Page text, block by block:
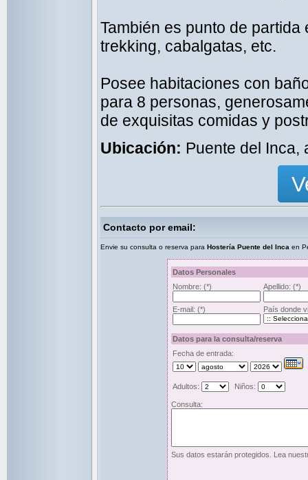
También es punto de
trekking, cabalgatas, etc.
Posee habitaciones con
para 8 personas,
de exquisitas comidas y
Ubicación: Puente del Inca,
Contacto por email:
Envie su consulta o reserva para Hostería Puente del Inca en
Datos Personales
Nombre: (*) Apellido: (*)
E-mail: (*) País donde
Datos para la consulta/reserva
Fecha de entrada:
Adultos: Niños:
Consulta:
Sus datos estarán protegidos. Lea